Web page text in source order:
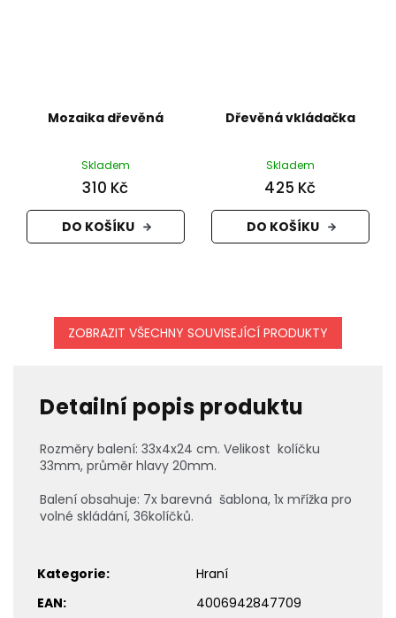
Mozaika dřevěná
Skladem
310 Kč
DO KOŠÍKU
Dřevěná vkládačka
Skladem
425 Kč
DO KOŠÍKU
ZOBRAZIT VŠECHNY SOUVISEJÍCÍ PRODUKTY
Detailní popis produktu
Rozměry balení: 33x4x24 cm. Velikost kolíčku
33mm, průměr hlavy 20mm.
Balení obsahuje: 7x barevná šablona, 1x mřížka pro
volné skládání, 36kolíčků.
Kategorie:
Hraní
EAN: 4006942847709